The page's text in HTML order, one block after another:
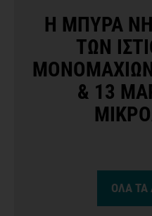
Η ΜΠΥΡΑ
ΤΩΝ
& 13
ΟΛΑ ΤΑ